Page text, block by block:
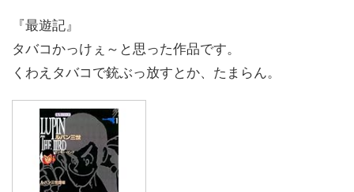
『最遊記』
タバコかっけぇ～と思った作品です。
くわえタバコで銃ぶっ放すとか、たまらん。